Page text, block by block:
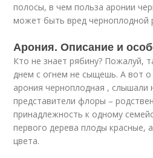
полосы, в чем польза аронии
может быть вред черноплодной
Арония. Описание и
Кто не знает рябину? Пожалуй,
днем с огнем не сыщешь. А вот о
арония черноплодная , слышали
представители флоры –
принадлежность к одному
первого дерева плоды красные,
цвета.